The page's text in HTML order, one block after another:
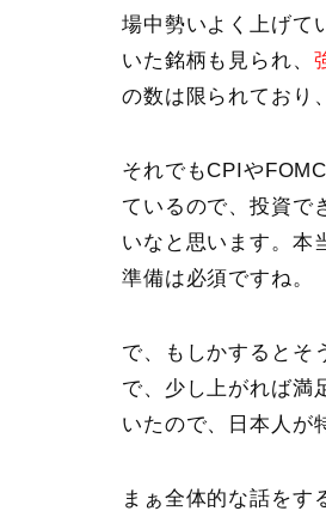
場中勢いよく上げて
いた銘柄も見られ、
の数は限られており
それでもCPIや
ているので、投資で
いなと思います。本
準備は必須ですね。
で、もしかするとそ
で、少し上がれば満
いたので、日本人が
まぁ全体的な話をす